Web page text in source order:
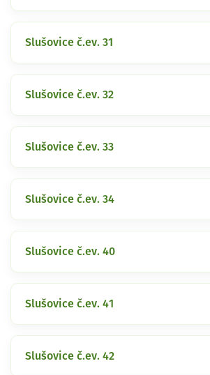
Slušovice č.ev. 31
Slušovice č.ev. 32
Slušovice č.ev. 33
Slušovice č.ev. 34
Slušovice č.ev. 40
Slušovice č.ev. 41
Slušovice č.ev. 42